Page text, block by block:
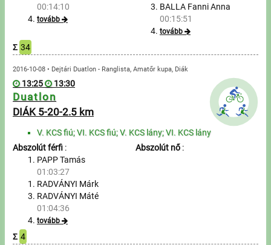
00:14:10
tovább
BALLA Fanni Anna
00:15:51
tovább
Σ 34
2016-10-08 • Dejtári Duatlon - Ranglista, Amatőr kupa, Diák
13:25 13:30
Duatlon
DIÁK 5-20-2.5 km
V. KCS fiú; VI. KCS fiú; V. KCS lány; VI. KCS lány
Abszolút férfi :
PAPP Tamás
01:03:27
RADVÁNYI Márk
RADVÁNYI Máté
01:04:36
tovább
Abszolút nő:
Σ 4